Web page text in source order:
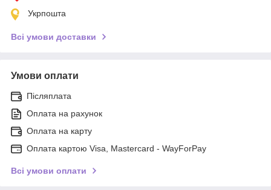
Укрпошта
Всі умови доставки
Умови оплати
Післяплата
Оплата на рахунок
Оплата на карту
Оплата картою Visa, Mastercard - WayForPay
Всі умови оплати